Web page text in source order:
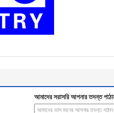
আমাদের সরাসরি আপনার তদন্ত